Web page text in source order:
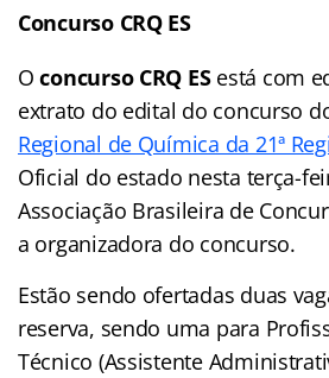
Concurso CRQ ES
Oconcurso CRQ ESestá com
extrato do edital do concurso
Regional de Química da 21ª
Oficial do estado nesta terça-
Associação Brasileira de
a organizadora do concurso.
Estão sendo ofertadas duas
reserva, sendo uma para
Técnico (Assistente